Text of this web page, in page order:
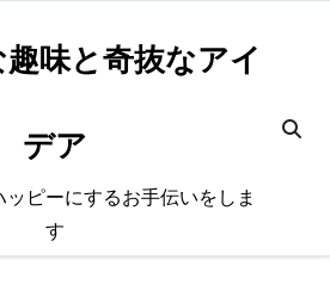
味と奇抜なアイ
デア
ピーにするお手伝いをしま
す